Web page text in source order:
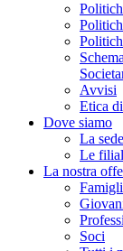
Avvisi
Etica
Dove siamo
La sede
Le
La nostra
Soci